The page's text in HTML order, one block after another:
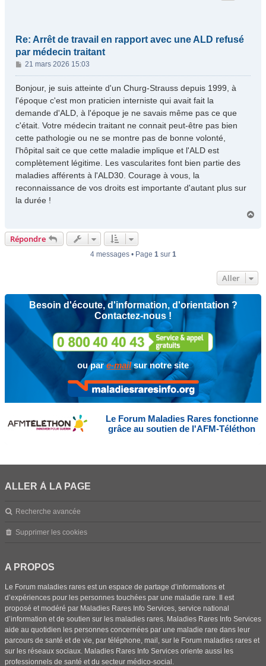
Re: Arrêt de travail en rapport avec une ALD refusé
par médecin traitant
M
e
a
g
e
21 mars 2026 15:03
Bonjour, je suis atteinte d'un Churg-Strauss depuis 1999, à
l'époque c'est mon praticien interniste qui avait fait la
demande d'ALD, à l'époque je ne savais même pas ce que
c'était. Votre médecin traitant ne connait peut-être pas bien
cette pathologie ou ne se montre pas de bonne volonté,
l'hôpital sait ce que cette maladie implique et l'ALD est
complètement légitime. Les vascularites font bien partie des
maladies afférents à l'ALD30. Courage à vous, la
reconnaissance de vos droits est importante d'autant plus sur
la durée !
Répondre
4 messages • Page 1 sur 1
Aller
Besoin d'écoute, d'information, d'orientation ?
Contactez-nous !
ou pare-mailsur notre site
Le Forum Maladies Rares fonctionne
grâce au soutien de l'AFM-Téléthon
ALLER À LA PAGE
Recherche avancée
Supprimer les cookies
A PROPOS
Le Forum maladies rares est un espace de partage d’informations et
d’expériences pour les personnes touchées par une maladie rare. Il est
proposé et modéré par Maladies Rares Info Services, service national
d’information et de soutien sur les maladies rares. Maladies Rares Info Services
aide au quotidien les personnes concernées par une maladie rare dans leur
parcours de santé et de vie, par téléphone, mail, sur le Forum maladies rares et
sur les réseaux sociaux. Maladies Rares Info Services oriente aussi les
professionnels de santé et du secteur médico-social.